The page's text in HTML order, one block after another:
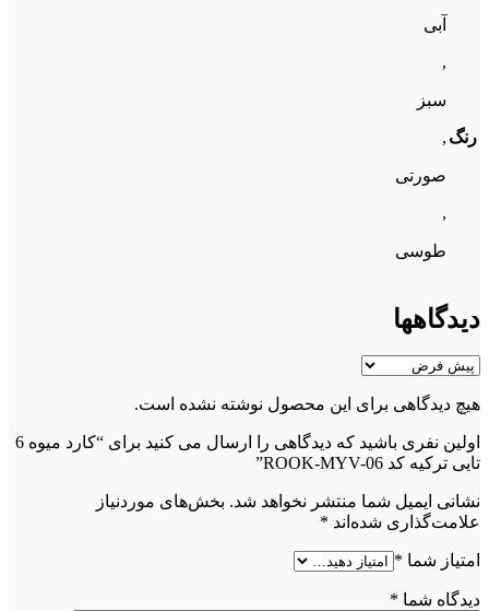
رنگ
آبی
,
سبز
,
صورتی
,
طوسی
دیدگاهها
هیچ دیدگاهی برای این محصول نوشته نشده است.
اولین نفری باشید که دیدگاهی را ارسال می کنید برای “کارد میوه 6
تایی ترکیه کد ROOK-MYV-06”
نشانی ایمیل شما منتشر نخواهد شد. بخش‌های موردنیاز
علامت‌گذاری شده‌اند *
امتیاز شما *
دیدگاه شما *